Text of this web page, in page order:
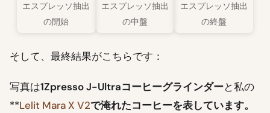
エスプレッソ抽出
の開始
エスプレッソ抽出
の中盤
エスプレッソ抽出
の終盤
そして、最終結果がこちらです：
写真は1Zpresso J-Ultraコーヒーグラインダーと私の
**Lelit Mara X V2で淹れたコーヒーを表しています。